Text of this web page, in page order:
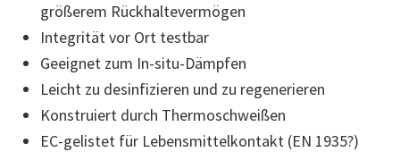
größerem Rückhaltevermögen
Integrität vor Ort testbar
Geeignet zum In-situ-Dämpfen
Leicht zu desinfizieren und zu regenerieren
Konstruiert durch Thermoschweißen
EC-gelistet für Lebensmittelkontakt (EN 1935?)